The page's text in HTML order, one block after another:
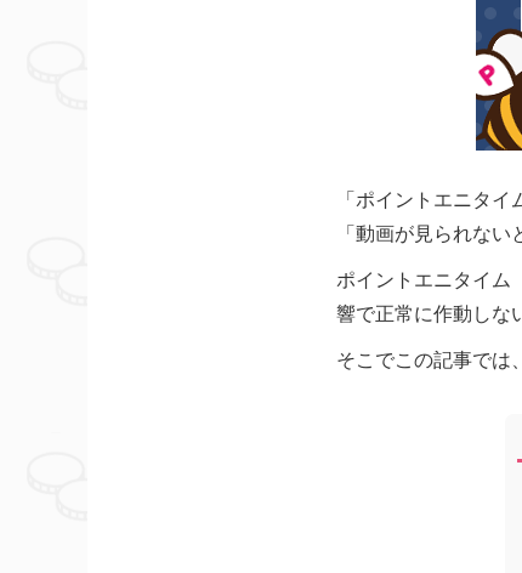
「ポイントエニタイ
「動画が見られない
ポイントエニタイム
響で正常に作動しな
そこでこの記事では